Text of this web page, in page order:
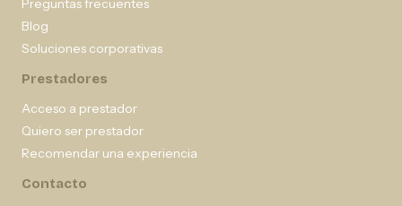
Preguntas frecuentes
Blog
Soluciones corporativas
Prestadores
Acceso a prestador
Quiero ser prestador
Recomendar una experiencia
Contacto